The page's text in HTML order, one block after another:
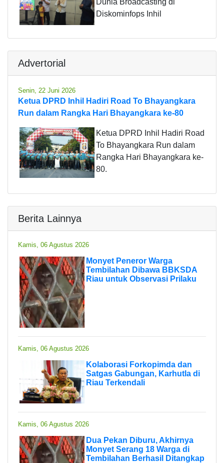
Diskominfops Inhil
Advertorial
Senin, 22 Juni 2026
Ketua DPRD Inhil Hadiri Road To Bhayangkara
Run dalam Rangka Hari Bhayangkara ke-80
Ketua DPRD Inhil Hadiri Road
To Bhayangkara Run dalam
Rangka Hari Bhayangkara ke-
80.
Berita Lainnya
Kamis, 06 Agustus 2026
Monyet Peneror Warga
Tembilahan Dibawa BBKSDA
Riau untuk Observasi Prilaku
Kamis, 06 Agustus 2026
Kolaborasi Forkopimda dan
Satgas Gabungan, Karhutla di
Riau Terkendali
Kamis, 06 Agustus 2026
Dua Pekan Diburu, Akhirnya
Monyet Serang 18 Warga di
Tembilahan Berhasil Ditangkap